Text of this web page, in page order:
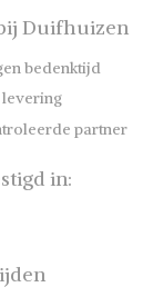
Duifhuizen
bedenktijd
levering
partner
in: